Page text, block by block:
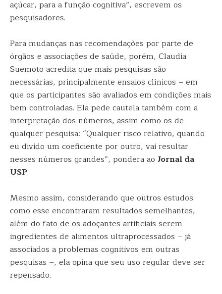
açúcar, para a função cognitiva”, escrevem os
pesquisadores.
Para mudanças nas recomendações por parte de
órgãos e associações de saúde, porém, Claudia
Suemoto acredita que mais pesquisas são
necessárias, principalmente ensaios clínicos – em
que os participantes são avaliados em condições mais
bem controladas. Ela pede cautela também com a
interpretação dos números, assim como os de
qualquer pesquisa: “Qualquer risco relativo, quando
eu divido um coeficiente por outro, vai resultar
nesses números grandes”, pondera ao Jornal da
USP.
Mesmo assim, considerando que outros estudos
como esse encontraram resultados semelhantes,
além do fato de os adoçantes artificiais serem
ingredientes de alimentos ultraprocessados – já
associados a problemas cognitivos em outras
pesquisas –, ela opina que seu uso regular deve ser
repensado.